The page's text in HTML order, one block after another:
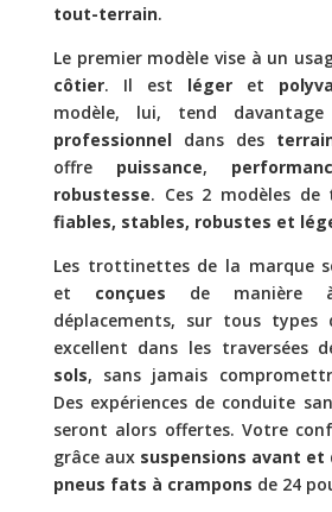
tout-terrain.
Le premier modèle vise à un
côtier. Il est légeret
modèle, lui, tend
professionneldans des
offre puissance,
robustesse. Ces 2 modèles
fiables, stables, robustes et
Les trottinettes de la marque
et conçues de manière
déplacements, sur tous types
excellent dans les traversées
sols, sans jamais
Des expériences de conduite
seront alors offertes. Votre
grâce aux suspensions avant et
pneus fats à crampons de 24